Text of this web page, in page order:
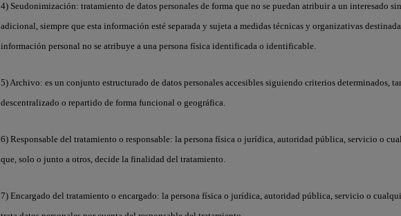
4) Seudonimización: tratamiento de datos personales de forma que no se puedan atribuir a un interesado
adicional, siempre que esta información esté separada y sujeta a medidas técnicas y organizativas
información personal no se atribuye a una persona física identificada o identificable.
5) Archivo: es un conjunto estructurado de datos personales accesibles siguiendo criterios determinados,
descentralizado o repartido de forma funcional o geográfica.
6) Responsable del tratamiento o responsable: la persona física o jurídica, autoridad pública, servicio o
que, solo o junto a otros, decide la finalidad del tratamiento.
7) Encargado del tratamiento o encargado: la persona física o jurídica, autoridad pública, servicio o